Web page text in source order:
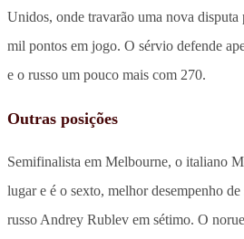
Unidos, onde travarão uma nova disputa
mil pontos em jogo. O sérvio defende
e o russo um pouco mais com 270.
Outras posições
Semifinalista em Melbourne, o italiano
lugar e é o sexto, melhor desempenho
russo Andrey Rublev em sétimo. O